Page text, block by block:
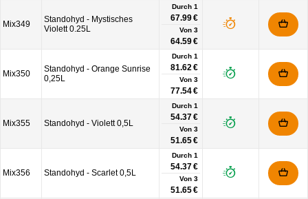
Mix349
Standohyd - Mystisches
Violett 0.25L
Durch 1
67.99 €
Von 3
64.59 €
Mix350
Standohyd - Orange Sunrise
0,25L
Durch 1
81.62 €
Von 3
77.54 €
Mix355 Standohyd - Violett 0,5L
Durch 1
54.37 €
Von 3
51.65 €
Mix356 Standohyd - Scarlet 0,5L
Durch 1
54.37 €
Von 3
51.65 €